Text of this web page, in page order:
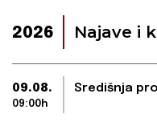
2026 Najave i
09.08.
09:00h
Središnja